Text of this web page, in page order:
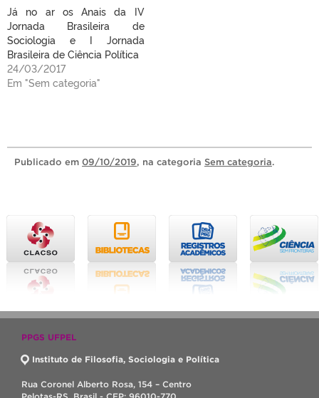
Já no ar os Anais da IV
Jornada Brasileira de
Sociologia e I Jornada
Brasileira de Ciência Política
24/03/2017
Em "Sem categoria"
Publicado em 09/10/2019, na categoria Sem categoria.
PPGS UFPEL
Instituto de Filosofia, Sociologia e Política
Rua Coronel Alberto Rosa, 154 – Centro